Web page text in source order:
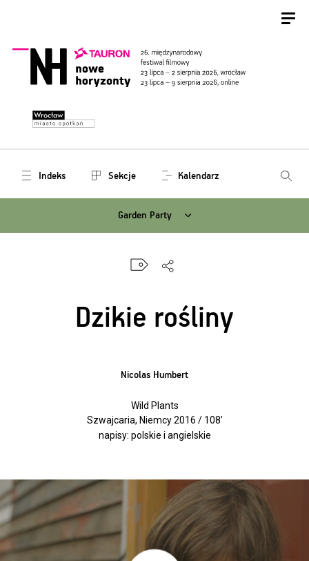
Indeks Sekcje Kalendarz
Garden Party
Dzikie rośliny
Nicolas Humbert
Wild Plants
Szwajcaria, Niemcy 2016 / 108’
napisy: polskie i angielskie